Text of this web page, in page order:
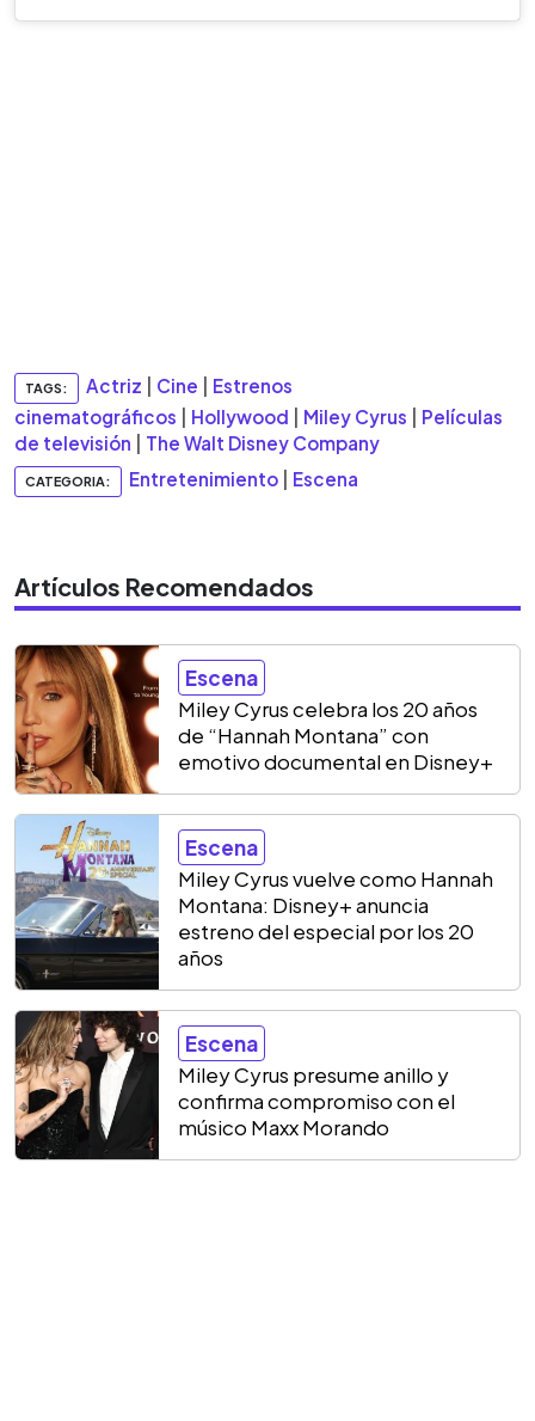
TAGS: Actriz Cine
Estrenos
cinematográficos
Hollywood Miley Cyrus
Películas
de televisión
The Walt Disney Company
CATEGORIA: Entretenimiento Escena
Artículos Recomendados
Escena
Miley Cyrus celebra los 20 años
de “Hannah Montana” con
emotivo documental en Disney+
Escena
Miley Cyrus vuelve como Hannah
Montana: Disney+ anuncia
estreno del especial por los 20
años
Escena
Miley Cyrus presume anillo y
confirma compromiso con el
músico Maxx Morando